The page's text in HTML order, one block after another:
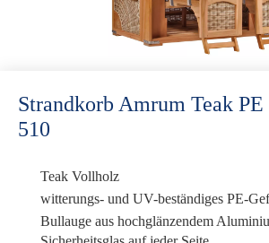
Strandkorb Amrum Teak
510
Teak Vollholz
witterungs- und UV-beständiges PE-
Bullauge aus hochglänzendem